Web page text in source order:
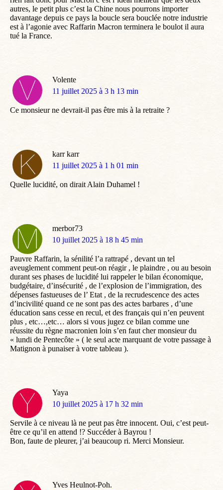
autres, le petit plus c’est la Chine nous pourrons importer
davantage depuis ce pays la boucle sera bouclée notre industrie
est à l’agonie avec Raffarin Macron terminera le boulot il aura
tué la France.
Volente
dit
11 juillet 2025 à 3 h 13 min
Ce monsieur ne devrait-il pas être mis à la retraite ?
karr karr
dit
11 juillet 2025 à 1 h 01 min
Quelle lucidité, on dirait Alain Duhamel !
merbor73
dit
10 juillet 2025 à 18 h 45 min
Pauvre Raffarin, la sénilité l’a rattrapé , devant un tel
aveuglement comment peut-on réagir , le plaindre , ou au besoin
durant ses phases de lucidité lui rappeler le bilan économique,
budgétaire, d’insécurité , de l’explosion de l’immigration, des
dépenses fastueuses de l’ Etat , de la recrudescence des actes
d’incivilité quand ce ne sont pas des actes barbares , d’une
éducation sans cesse en recul, et des français qui n’en peuvent
plus , etc…,etc… alors si vous jugez ce bilan comme une
réussite du règne macronien loin s’en faut cher monsieur du
« lundi de Pentecôte » ( le seul acte marquant de votre passage à
Matignon à punaiser à votre tableau ).
Yaya
dit
10 juillet 2025 à 17 h 32 min
Servile à ce niveau là ne peut pas être innocent. Oui, c’est peut-
être ce qu’il en attend !? Succéder à Bayrou !
Bon, faute de pleurer, j’ai beaucoup ri. Merci Monsieur.
Yves Heulnot-Poh.